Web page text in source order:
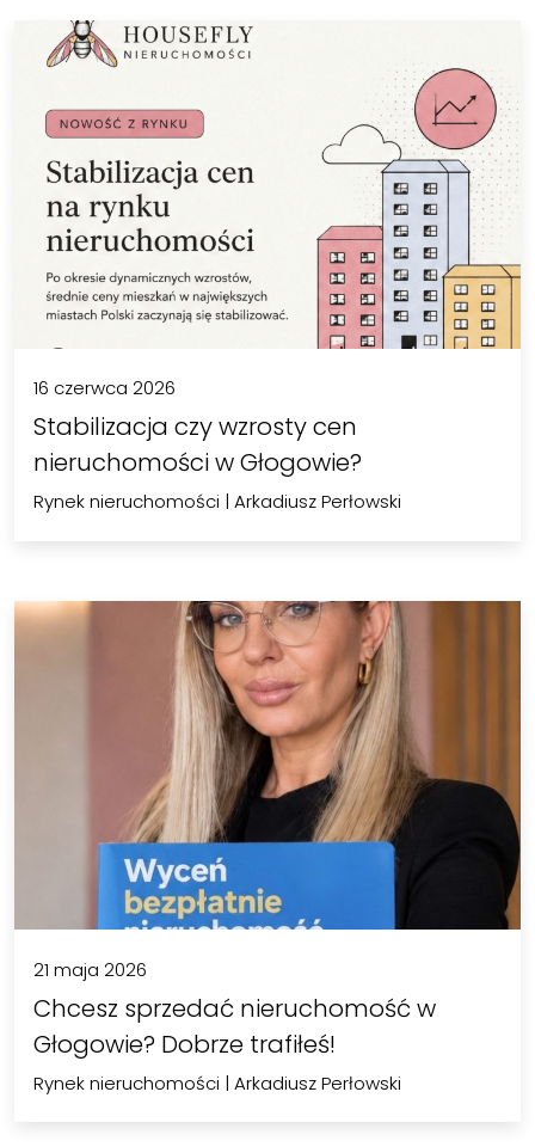
16 czerwca 2026
Stabilizacja czy wzrosty cen
nieruchomości w Głogowie?
Rynek nieruchomości | Arkadiusz Perłowski
21 maja 2026
Chcesz sprzedać nieruchomość w
Głogowie? Dobrze trafiłeś!
Rynek nieruchomości | Arkadiusz Perłowski